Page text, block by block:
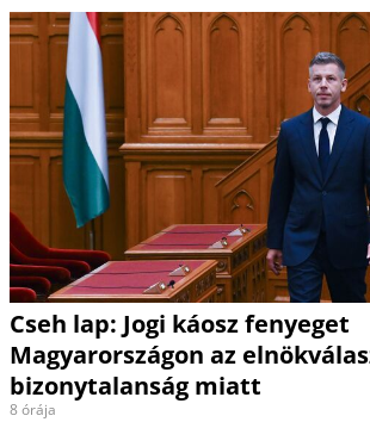
Cseh lap: Jogi káosz fenyeget
Magyarországon az
bizonytalanság miatt
8 órája